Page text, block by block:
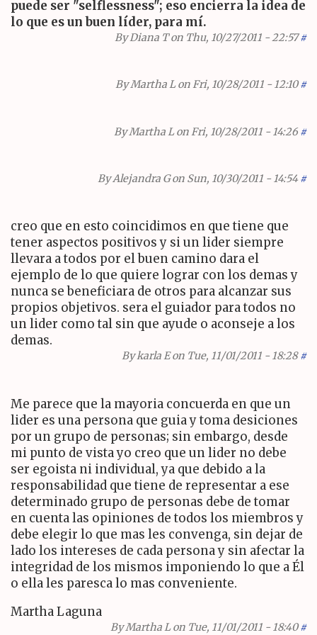
puede ser "selflessness"; eso encierra la idea de
lo que es un buen líder, para mí.
ByDiana Ton Thu, 10/27/2011 - 22:57 #
ByMartha Lon Fri, 10/28/2011 - 12:10 #
ByMartha Lon Fri, 10/28/2011 - 14:26 #
ByAlejandra Gon Sun, 10/30/2011 - 14:54 #
creo que en esto coincidimos en que tiene que
tener aspectos positivos y si un lider siempre
llevara a todos por el buen camino dara el
ejemplo de lo que quiere lograr con los demas y
nunca se beneficiara de otros para alcanzar sus
propios objetivos. sera el guiador para todos no
un lider como tal sin que ayude o aconseje a los
demas.
Bykarla Eon Tue, 11/01/2011 - 18:28 #
Me parece que la mayoria concuerda en que un
lider es una persona que guia y toma desiciones
por un grupo de personas; sin embargo, desde
mi punto de vista yo creo que un lider no debe
ser egoista ni individual, ya que debido a la
responsabilidad que tiene de representar a ese
determinado grupo de personas debe de tomar
en cuenta las opiniones de todos los miembros y
debe elegir lo que mas les convenga, sin dejar de
lado los intereses de cada persona y sin afectar la
integridad de los mismos imponiendo lo que a Él
o ella les paresca lo mas conveniente.
Martha Laguna
ByMartha Lon Tue, 11/01/2011 - 18:40 #